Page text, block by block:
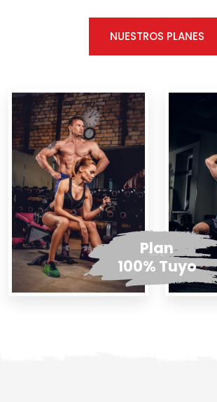
Plan
100% Tuyo
NUESTROS PLANES